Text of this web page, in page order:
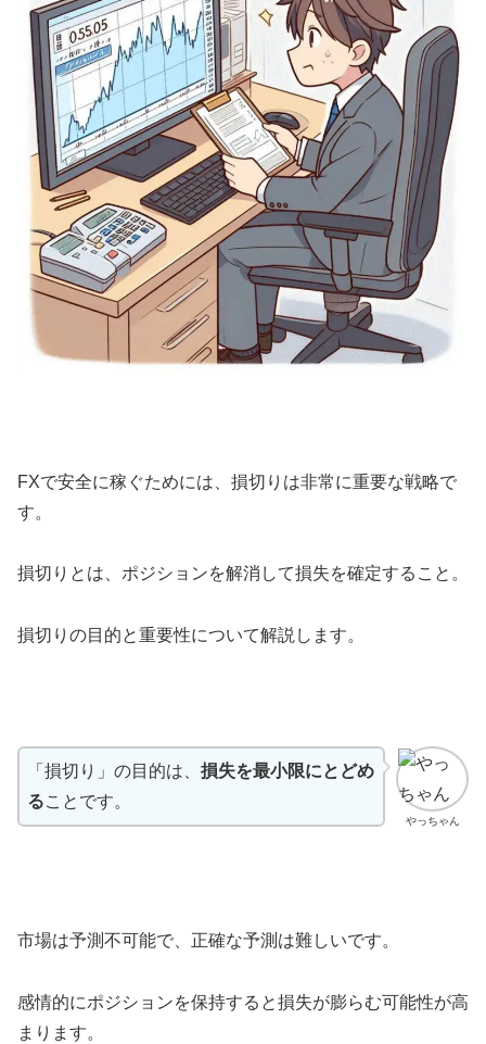
FXで安全に稼ぐためには、損切りは非常に重要な戦略で
す。
損切りとは、ポジションを解消して損失を確定すること。
損切りの目的と重要性について解説します。
やっちゃん
「損切り」の目的は、 損失を最小限にとどめ
ることです。
市場は予測不可能で、正確な予測は難しいです。
感情的にポジションを保持すると損失が膨らむ可能性が高
まります。